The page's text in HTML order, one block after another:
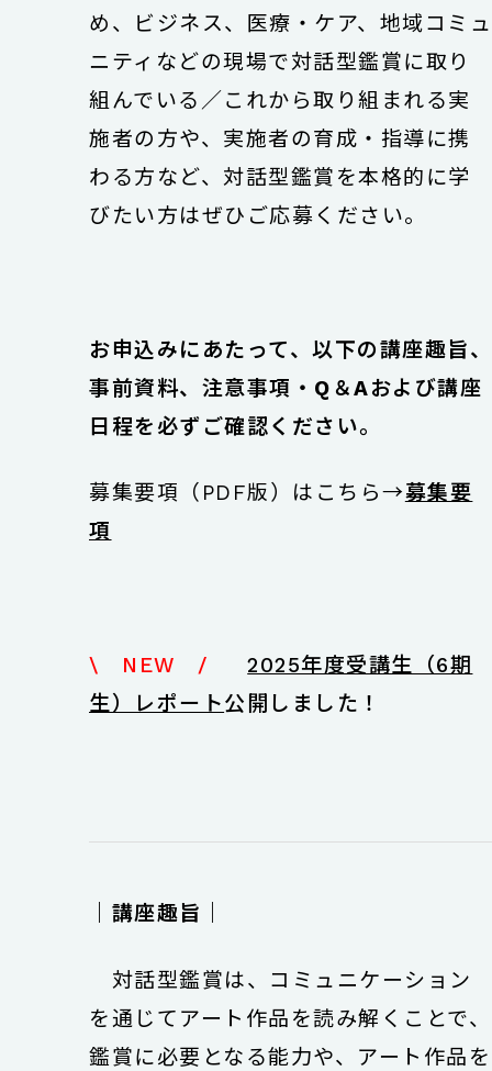
め、ビジネス、医療・ケア、地域コミュ
ニティなどの現場で対話型鑑賞に取り
組んでいる／これから取り組まれる実
施者の方や、実施者の育成・指導に携
わる方など、対話型鑑賞を本格的に学
びたい方はぜひご応募ください。
お申込みにあたって、以下の講座趣旨、
事前資料、注意事項・Q＆Aおよび講座
日程を必ずご確認ください。
募集要項（PDF版）はこちら→募集要
項
\ NEW /2025年度受講生（6期
生）レポート公開しました！
｜講座趣旨｜
対話型鑑賞は、コミュニケーション
を通じてアート作品を読み解くことで、
鑑賞に必要となる能力や、アート作品を